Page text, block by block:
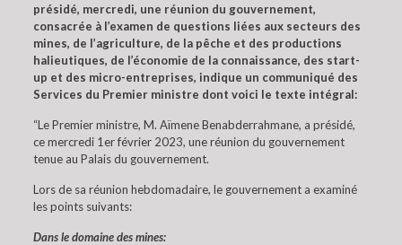
présidé, mercredi, une réunion du gouvernement,
consacrée à l’examen de questions liées aux secteurs des
mines, de l’agriculture, de la pêche et des productions
halieutiques, de l’économie de la connaissance, des start-
up et des micro-entreprises, indique un communiqué des
Services du Premier ministre dont voici le texte intégral:
“Le Premier ministre, M. Aïmene Benabderrahmane, a présidé,
ce mercredi 1er février 2023, une réunion du gouvernement
tenue au Palais du gouvernement.
Lors de sa réunion hebdomadaire, le gouvernement a examiné
les points suivants:
Dans le domaine des mines: